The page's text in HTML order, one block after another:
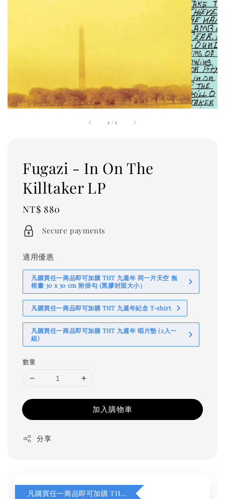
1 /1
Fugazi - In On The
Killtaker LP
Regular
price
NT$ 880
Secure payments
適用優惠
凡購買任一商品即可加購 THT 九週年 同一片天空 無
框畫 30 x 30 cm 附掛勾 (黑膠封面大小）
凡購買任一商品即可加購 THT 九週年紀念 T-shirt
凡購買任一商品即可加購 THT 九週年 唱片墊 (2入一
組)
數量
加入購物車
分享
凡購買任一商品即可加購 THT 九週年 同一片天空 無框畫 30 x 30 cm 附掛勾 (黑膠封面大小）